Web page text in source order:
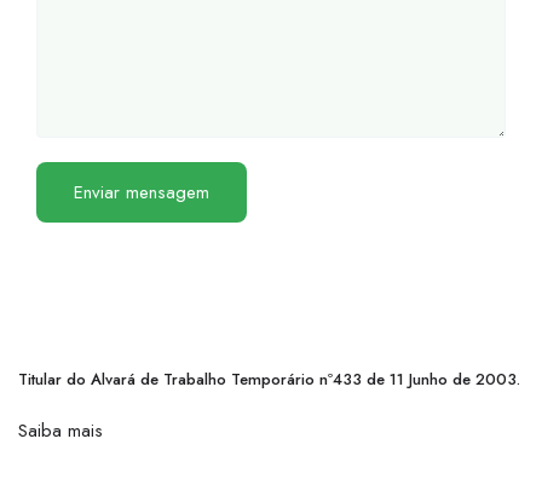
Titular do Alvará de Trabalho Temporário nº433 de 11 Junho de 2003.
Saiba mais